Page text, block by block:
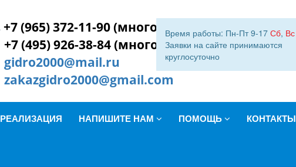
+7 (965) 372-11-90 (многокан.)
+7 (495) 926-38-84 (многокан.)
gidro2000@mail.ru
zakazgidro2000@gmail.com
Время работы: Пн-Пт 9-17 Сб, Вс
Заявки на сайте принимаются
круглосуточно
РЕАЛИЗАЦИЯ НАПИШИТЕ НАМ ПОМОЩЬ КОНТАКТЫ